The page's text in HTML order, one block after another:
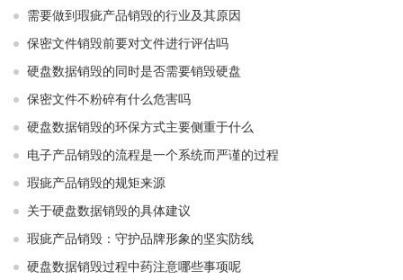
需要做到瑕疵产品销毁的行业及其原因
保密文件销毁前要对文件进行评估吗
硬盘数据销毁的同时是否需要销毁硬盘
保密文件不粉碎有什么危害吗
硬盘数据销毁的环保方式主要侧重于什么
电子产品销毁的流程是一个系统而严谨的过程
瑕疵产品销毁的规矩来源
关于硬盘数据销毁的具体建议
瑕疵产品销毁：守护品牌形象的坚实防线
硬盘数据销毁过程中药注意哪些事项呢